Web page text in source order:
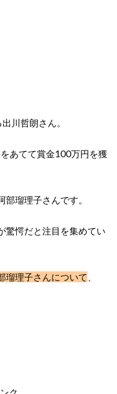
川哲朗さん。
あてて賞金100万円を獲
瑠理子さんです。
驚愕だと注目を集めてい
瑠理子さんについて